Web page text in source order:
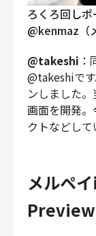
ろくろ回し
@kenmaz（
@takeshi
@takeshiで
ンしました
画面を開発
クトなどして
メルペ
Preview